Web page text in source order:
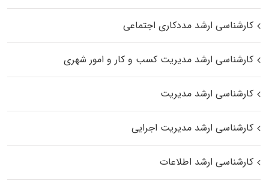
کارشناسی ارشد مددکاری اجتماعی
کارشناسی ارشد مدیریت کسب و کار و امور شهری
کارشناسی ارشد مدیریت
کارشناسی ارشد مدیریت اجرایی
کارشناسی ارشد اطلاعات